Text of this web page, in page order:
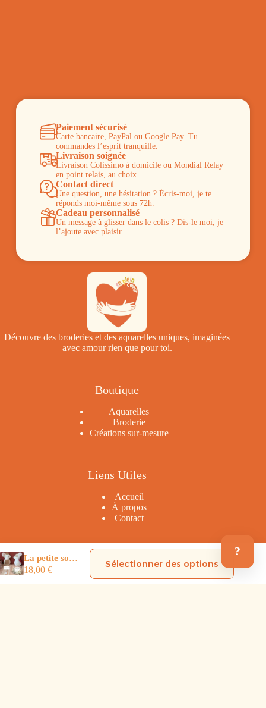
?
Paiement sécurisé
Carte bancaire, PayPal ou Google Pay. Tu
commandes l’esprit tranquille.
Livraison soignée
Livraison Colissimo à domicile ou Mondial Relay
en point relais, au choix.
Contact direct
Une question, une hésitation ? Écris-moi, je te
réponds moi-même sous 72h.
Cadeau personnalisé
Un message à glisser dans le colis ? Dis-le moi, je
l’ajoute avec plaisir.
Découvre des broderies et des aquarelles uniques, imaginées
avec amour rien que pour toi.
Boutique
Aquarelles
Broderie
Créations sur-mesure
Liens Utiles
Accueil
À propos
Contact
Mentions Légales
Mentions Légales
La petite souris des dents de lait
18,00 €
Sélectionner des options